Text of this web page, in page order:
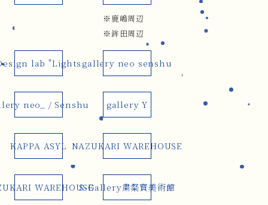
※鹿嶋周辺
※鉾田周辺
lab "Lights gallery neo senshu
neo_ / Senshu gallery Y
KAPPA ASYL NAZUKARI WAREHOUSE
WAREHOUSES-Gallery粛粲寳美術館